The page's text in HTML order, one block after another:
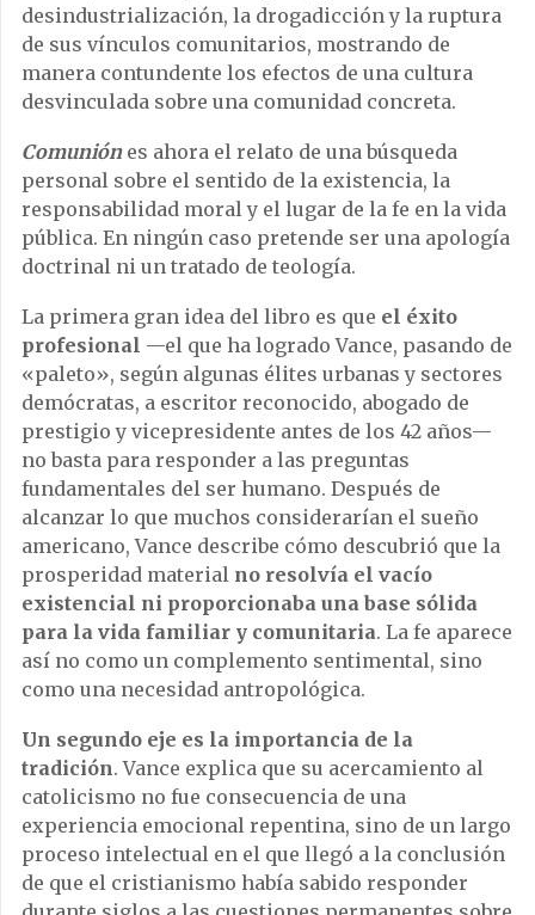
desindustrialización, la drogadicción y la ruptura
de sus vínculos comunitarios, mostrando de
manera contundente los efectos de una cultura
desvinculada sobre una comunidad concreta.
Comunión es ahora el relato de una búsqueda
personal sobre el sentido de la existencia, la
responsabilidad moral y el lugar de la fe en la vida
pública. En ningún caso pretende ser una apología
doctrinal ni un tratado de teología.
La primera gran idea del libro es que el éxito
profesional —el que ha logrado Vance, pasando de
«paleto», según algunas élites urbanas y sectores
demócratas, a escritor reconocido, abogado de
prestigio y vicepresidente antes de los 42 años—
no basta para responder a las preguntas
fundamentales del ser humano. Después de
alcanzar lo que muchos considerarían el sueño
americano, Vance describe cómo descubrió que la
prosperidad material no resolvía el vacío
existencial ni proporcionaba una base sólida
para la vida familiar y comunitaria. La fe aparece
así no como un complemento sentimental, sino
como una necesidad antropológica.
Un segundo eje es la importancia de la
tradición. Vance explica que su acercamiento al
catolicismo no fue consecuencia de una
experiencia emocional repentina, sino de un largo
proceso intelectual en el que llegó a la conclusión
de que el cristianismo había sabido responder